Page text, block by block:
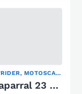
BOWRIDER, MOTOSCAFO
Chaparral 23 SSI